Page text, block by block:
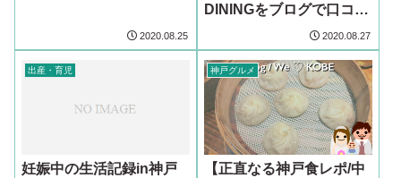
2020.08.25
DININGをブログで口コミ
2020.08.27
出産・育児
妊娠中の生活記録in神戸
神戸グルメ
【正直なる神戸食レポ/中